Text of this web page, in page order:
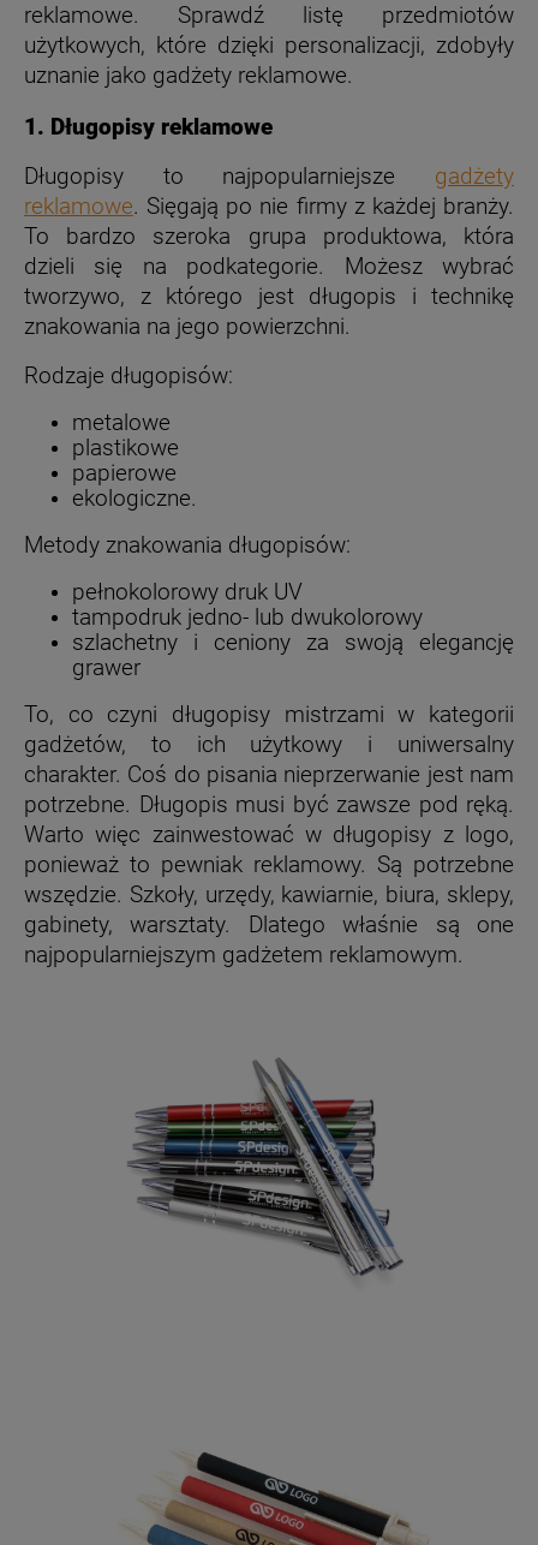
reklamowe. Sprawdź listę przedmiotów
użytkowych, które dzięki personalizacji, zdobyły
uznanie jako gadżety reklamowe.
1. Długopisy reklamowe
Długopisy to najpopularniejsze gadżety
reklamowe. Sięgają po nie firmy z każdej branży.
To bardzo szeroka grupa produktowa, która
dzieli się na podkategorie. Możesz wybrać
tworzywo, z którego jest długopis i technikę
znakowania na jego powierzchni.
Rodzaje długopisów:
metalowe
plastikowe
papierowe
ekologiczne.
Metody znakowania długopisów:
pełnokolorowy druk UV
tampodruk jedno- lub dwukolorowy
szlachetny i ceniony za swoją elegancję
grawer
To, co czyni długopisy mistrzami w kategorii
gadżetów, to ich użytkowy i uniwersalny
charakter. Coś do pisania nieprzerwanie jest nam
potrzebne. Długopis musi być zawsze pod ręką.
Warto więc zainwestować w długopisy z logo,
ponieważ to pewniak reklamowy. Są potrzebne
wszędzie. Szkoły, urzędy, kawiarnie, biura, sklepy,
gabinety, warsztaty. Dlatego właśnie są one
najpopularniejszym gadżetem reklamowym.